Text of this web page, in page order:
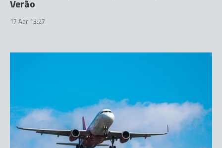
Verão
17 Abr 13:27